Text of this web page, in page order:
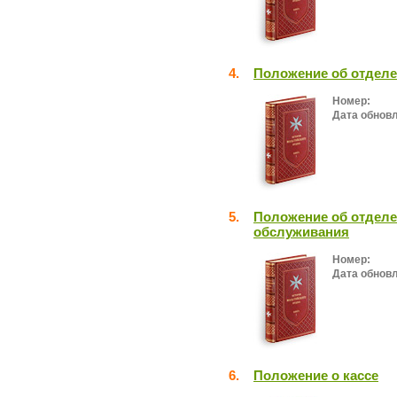
4. Положение об
Номер:
Дата
5.
Положение об
обслуживания
Номер:
Дата
6. Положение о кассе